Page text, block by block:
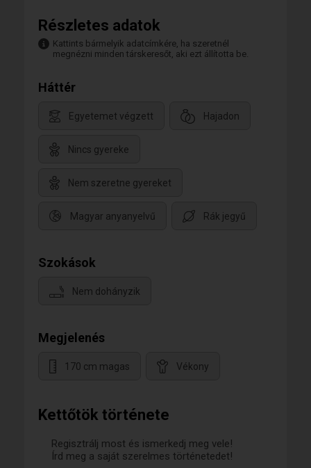
Kettőtök története
Regisztrálj most és ismerkedj meg vele!
Írd meg a saját szerelmes történetedet!
Részletes adatok
Kattints bármelyik adatcímkére, ha szeretnél
megnézni minden társkeresőt, aki ezt állította be.
Háttér
Egyetemet végzett Hajadon
Nincs gyereke
Nem szeretne gyereket
Magyar anyanyelvű Rák jegyű
Szokások
Nem dohányzik
Megjelenés
170 cm magas Vékony